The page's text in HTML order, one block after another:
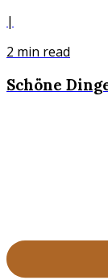
|
2 min read
Schöne